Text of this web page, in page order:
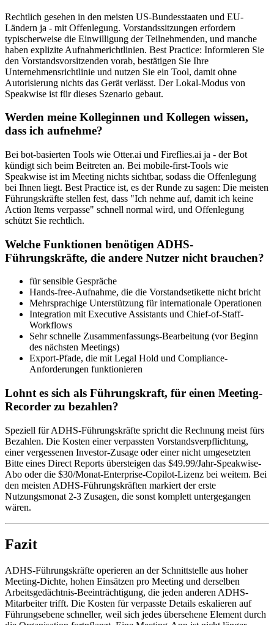
Rechtlich gesehen in den meisten US-Bundesstaaten und EU-
Ländern ja - mit Offenlegung. Vorstandssitzungen erfordern
typischerweise die Einwilligung der Teilnehmenden, und manche
haben explizite Aufnahmerichtlinien. Best Practice: Informieren Sie
den Vorstandsvorsitzenden vorab, bestätigen Sie Ihre
Unternehmensrichtlinie und nutzen Sie ein Tool, damit ohne
Autorisierung nichts das Gerät verlässt. Der Lokal-Modus von
Speakwise ist für dieses Szenario gebaut.
Werden meine Kolleginnen und Kollegen wissen,
dass ich aufnehme?
Bei bot-basierten Tools wie Otter.ai und Fireflies.ai ja - der Bot
kündigt sich beim Beitreten an. Bei mobile-first-Tools wie
Speakwise ist im Meeting nichts sichtbar, sodass die Offenlegung
bei Ihnen liegt. Best Practice ist, es der Runde zu sagen: Die meisten
Führungskräfte stellen fest, dass "Ich nehme auf, damit ich keine
Action Items verpasse" schnell normal wird, und Offenlegung
schützt Sie rechtlich.
Welche Funktionen benötigen ADHS-
Führungskräfte, die andere Nutzer nicht brauchen?
für sensible Gespräche
Hands-free-Aufnahme, die die Vorstandsetikette nicht bricht
Mehrsprachige Unterstützung für internationale Operationen
Integration mit Executive Assistants und Chief-of-Staff-
Workflows
Sehr schnelle Zusammenfassungs-Bearbeitung (vor Beginn
des nächsten Meetings)
Export-Pfade, die mit Legal Hold und Compliance-
Anforderungen funktionieren
Lohnt es sich als Führungskraft, für einen Meeting-
Recorder zu bezahlen?
Speziell für ADHS-Führungskräfte spricht die Rechnung meist fürs
Bezahlen. Die Kosten einer verpassten Vorstandsverpflichtung,
einer vergessenen Investor-Zusage oder einer nicht umgesetzten
Bitte eines Direct Reports übersteigen das $49.99/Jahr-Speakwise-
Abo oder die $30/Monat-Enterprise-Copilot-Lizenz bei weitem. Bei
den meisten ADHS-Führungskräften markiert der erste
Nutzungsmonat 2-3 Zusagen, die sonst komplett untergegangen
wären.
Fazit
ADHS-Führungskräfte operieren an der Schnittstelle aus hoher
Meeting-Dichte, hohen Einsätzen pro Meeting und derselben
Arbeitsgedächtnis-Beeinträchtigung, die jeden anderen ADHS-
Mitarbeiter trifft. Die Kosten für verpasste Details eskalieren auf
Führungsebene schneller, weil sich jedes übersehene Element durch